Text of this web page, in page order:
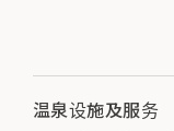
温泉设施及服务